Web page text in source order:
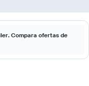
Compara ofertas de